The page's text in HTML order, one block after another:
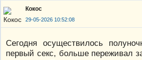
Кокос
29-05-2026 10:52:08
Сегодня осуществилось
первый секс, больше переживал